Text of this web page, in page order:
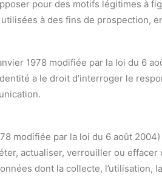
pour des motifs légitimes à
à des fins de prospection,
1978 modifiée par la loi du 6
a le droit d’interroger le
modifiée par la loi du 6 août 2004)
actualiser, verrouiller ou
dont la collecte, l’utilisation,